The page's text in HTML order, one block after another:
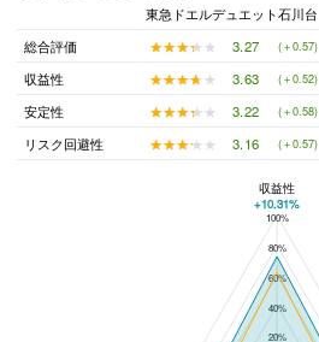
東急ドエルデュエット石川台
総合評価
★★★★★
★★★★★ 3.27 (＋0.57)
収益性
★★★★★
★★★★★ 3.63 (＋0.52)
安定性
★★★★★
★★★★★ 3.22 (＋0.58)
リスク回避性
★★★★★
★★★★★ 3.16 (＋0.57)
東急ドエルデュエット石川台と石川台駅の平均値の総合評価の比較
100%
80%
60%
40%
20%
収益性
+10.31%